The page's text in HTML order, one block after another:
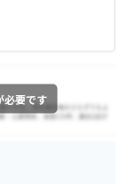
必要です